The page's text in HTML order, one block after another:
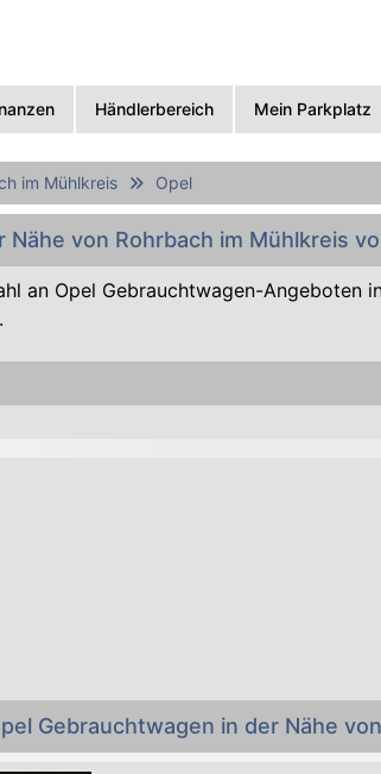
Händlerbereich Mein Parkplatz
im Mühlkreis Opel
Nähe von Rohrbach im Mühlkreis
an Opel Gebrauchtwagen-Angeboten
Gebrauchtwagen in der Nähe